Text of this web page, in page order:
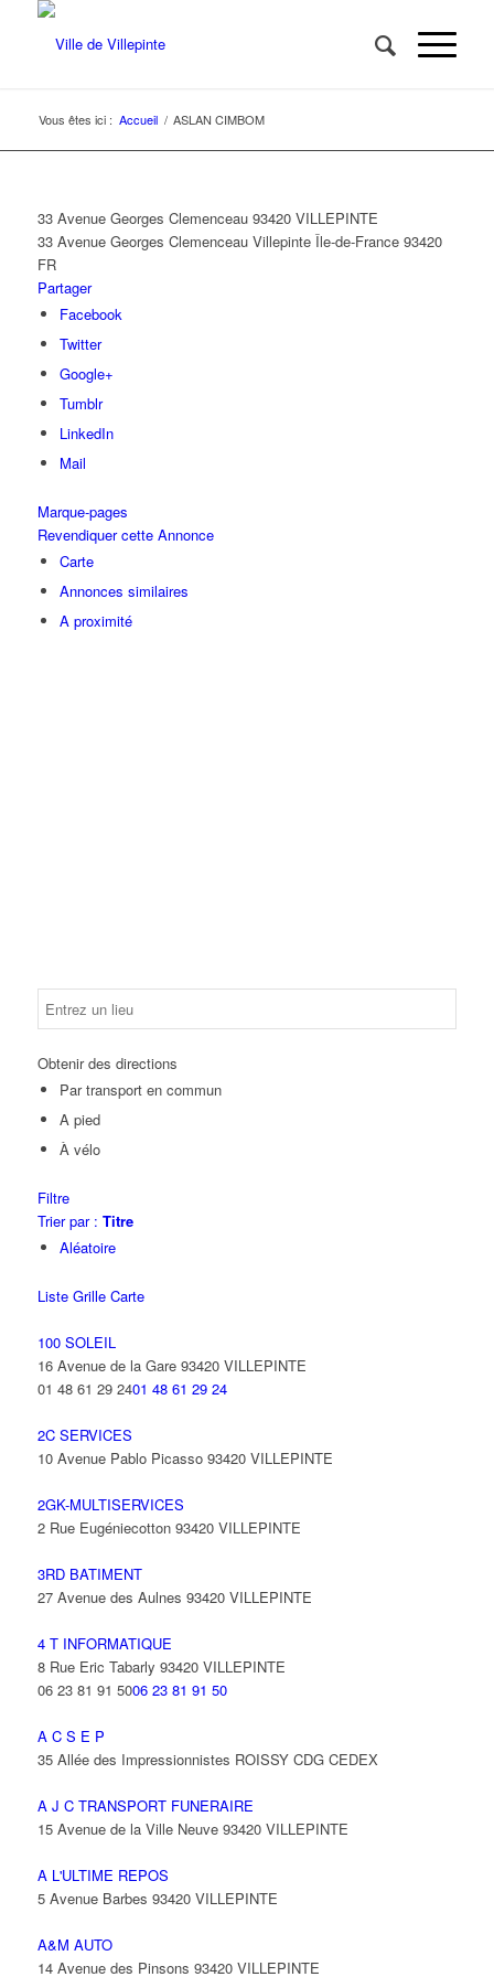
Vous êtes ici : Accueil / ASLAN CIMBOM
33 Avenue Georges Clemenceau 93420 VILLEPINTE
33 Avenue Georges Clemenceau Villepinte Île-de-France 93420
FR
Partager
Facebook
Twitter
Google+
Tumblr
LinkedIn
Mail
Marque-pages
Revendiquer cette Annonce
Carte
Annonces similaires
A proximité
Obtenir des directions
Par transport en commun
A pied
À vélo
Filtre
Trier par : Titre
Aléatoire
Liste Grille Carte
100 SOLEIL
16 Avenue de la Gare 93420 VILLEPINTE
01 48 61 29 2401 48 61 29 24
2C SERVICES
10 Avenue Pablo Picasso 93420 VILLEPINTE
2GK-MULTISERVICES
2 Rue Eugéniecotton 93420 VILLEPINTE
3RD BATIMENT
27 Avenue des Aulnes 93420 VILLEPINTE
4 T INFORMATIQUE
8 Rue Eric Tabarly 93420 VILLEPINTE
06 23 81 91 5006 23 81 91 50
A C S E P
35 Allée des Impressionnistes ROISSY CDG CEDEX
A J C TRANSPORT FUNERAIRE
15 Avenue de la Ville Neuve 93420 VILLEPINTE
A L'ULTIME REPOS
5 Avenue Barbes 93420 VILLEPINTE
A&M AUTO
14 Avenue des Pinsons 93420 VILLEPINTE